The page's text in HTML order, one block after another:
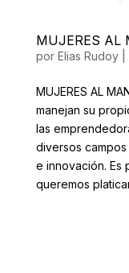
MUJERES AL
por Elias Rudoy|
MUJERES AL
manejan su
las
diversos
e innovación. Es
queremos